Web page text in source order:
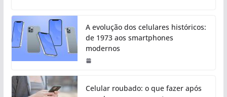
A evolução dos celulares históricos:
de 1973 aos smartphones
modernos
Celular roubado: o que fazer após